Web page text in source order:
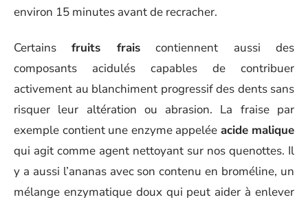
environ 15 minutes avant de recracher.
Certainsfruits fraiscontiennent aussi des
composants acidulés capables de contribuer
activement au blanchiment progressif des dents sans
risquer leur altération ou abrasion. La fraise par
exemple contient une enzyme appelée acide malique
qui agit comme agent nettoyant sur nos quenottes. Il
y a aussi l’ananas avec son contenu en broméline, un
mélange enzymatique doux qui peut aider à enlever